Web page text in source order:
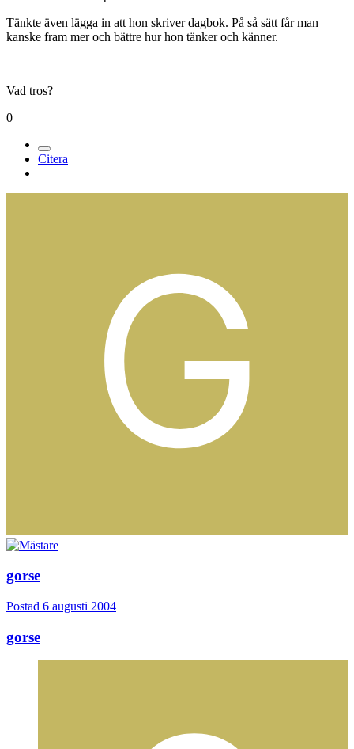
Tänkte även lägga in att hon skriver dagbok. På så sätt får man
kanske fram mer och bättre hur hon tänker och känner.
Vad tros?
0
Citera
gorse
Postad 6 augusti 2004
gorse